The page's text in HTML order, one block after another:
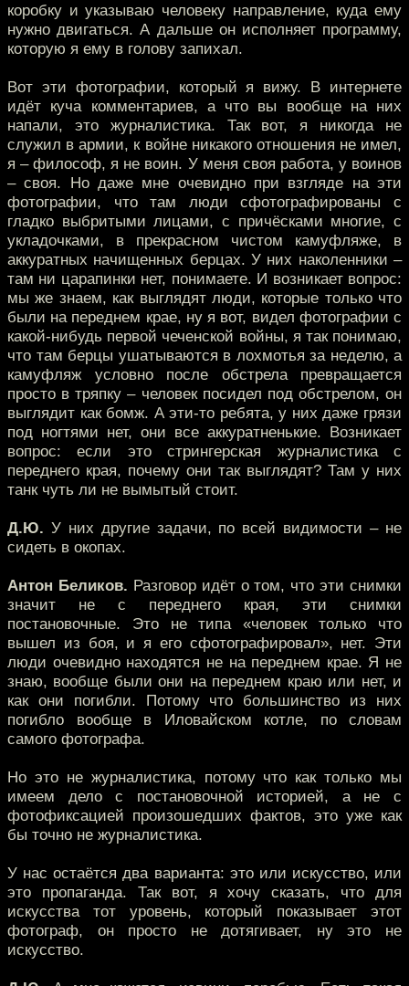
коробку и указываю человеку направление, куда ему
нужно двигаться. А дальше он исполняет программу,
которую я ему в голову запихал.
Вот эти фотографии, который я вижу. В интернете
идёт куча комментариев, а что вы вообще на них
напали, это журналистика. Так вот, я никогда не
служил в армии, к войне никакого отношения не имел,
я – философ, я не воин. У меня своя работа, у воинов
– своя. Но даже мне очевидно при взгляде на эти
фотографии, что там люди сфотографированы с
гладко выбритыми лицами, с причёсками многие, с
укладочками, в прекрасном чистом камуфляже, в
аккуратных начищенных берцах. У них наколенники –
там ни царапинки нет, понимаете. И возникает вопрос:
мы же знаем, как выглядят люди, которые только что
были на переднем крае, ну я вот, видел фотографии с
какой-нибудь первой чеченской войны, я так понимаю,
что там берцы ушатываются в лохмотья за неделю, а
камуфляж условно после обстрела превращается
просто в тряпку – человек посидел под обстрелом, он
выглядит как бомж. А эти-то ребята, у них даже грязи
под ногтями нет, они все аккуратненькие. Возникает
вопрос: если это стрингерская журналистика с
переднего края, почему они так выглядят? Там у них
танк чуть ли не вымытый стоит.
Д.Ю. У них другие задачи, по всей видимости – не
сидеть в окопах.
Антон Беликов. Разговор идёт о том, что эти снимки
значит не с переднего края, эти снимки
постановочные. Это не типа «человек только что
вышел из боя, и я его сфотографировал», нет. Эти
люди очевидно находятся не на переднем крае. Я не
знаю, вообще были они на переднем краю или нет, и
как они погибли. Потому что большинство из них
погибло вообще в Иловайском котле, по словам
самого фотографа.
Но это не журналистика, потому что как только мы
имеем дело с постановочной историей, а не с
фотофиксацией произошедших фактов, это уже как
бы точно не журналистика.
У нас остаётся два варианта: это или искусство, или
это пропаганда. Так вот, я хочу сказать, что для
искусства тот уровень, который показывает этот
фотограф, он просто не дотягивает, ну это не
искусство.